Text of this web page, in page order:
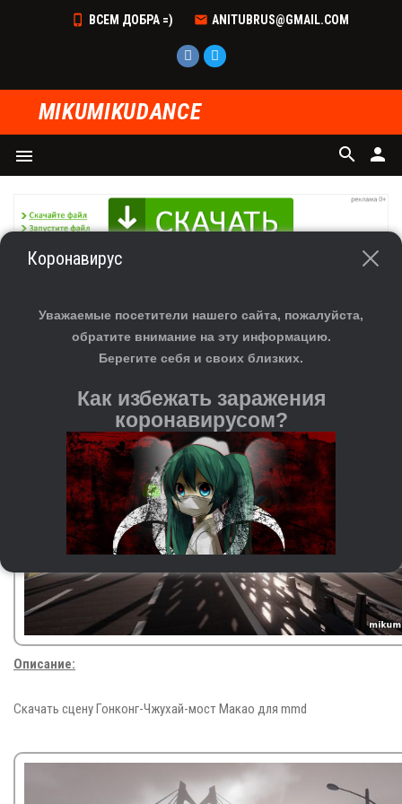
Коронавирус
Уважаемые посетители нашего сайта, пожалуйста,
обратите внимание на эту информацию.
Берегите себя и своих близких.
Как избежать заражения
коронавирусом?
используйте антисептические средства на спиртовой
бумажной салфеткой или согнутым локтём. После
Старайтесь не трогать руками глаза, нос и рот — это
входные ворота для вируса.
Держитесь на расстоянии от людей с кашлем,
ВСЕМ ДОБРА =) ANITUBRUS@GMAIL.COM
MIKUMIKUDANCE
menu person
search
ГЛАВНАЯ»ФАЙЛЫ
СКАЧАТЬ СЦЕНУ ГОНКОНГ-ЧЖУХАЙ-МОСТ
МАКАО ДЛЯ MMD
Описание:
Скачать сцену Гонконг-Чжухай-мост Макао для mmd